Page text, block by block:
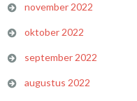
november 2022
oktober 2022
september 2022
augustus 2022